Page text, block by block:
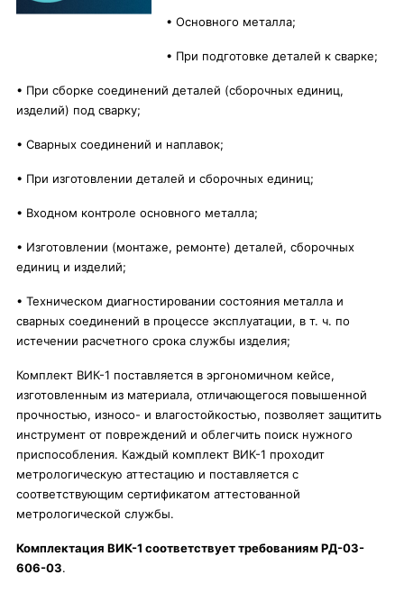
• Основного металла;
• При подготовке деталей к сварке;
• При сборке соединений деталей (сборочных единиц,
изделий) под сварку;
• Сварных соединений и наплавок;
• При изготовлении деталей и сборочных единиц;
• Входном контроле основного металла;
• Изготовлении (монтаже, ремонте) деталей, сборочных
единиц и изделий;
• Техническом диагностировании состояния металла и
сварных соединений в процессе эксплуатации, в т. ч. по
истечении расчетного срока службы изделия;
Комплект ВИК-1 поставляется в эргономичном кейсе,
изготовленным из материала, отличающегося повышенной
прочностью, износо- и влагостойкостью, позволяет защитить
инструмент от повреждений и облегчить поиск нужного
приспособления. Каждый комплект ВИК-1 проходит
метрологическую аттестацию и поставляется с
соответствующим сертификатом аттестованной
метрологической службы.
Комплектация ВИК-1 соответствует требованиям РД-03-
606-03.